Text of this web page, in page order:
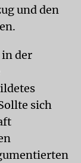
und den
in der
sich